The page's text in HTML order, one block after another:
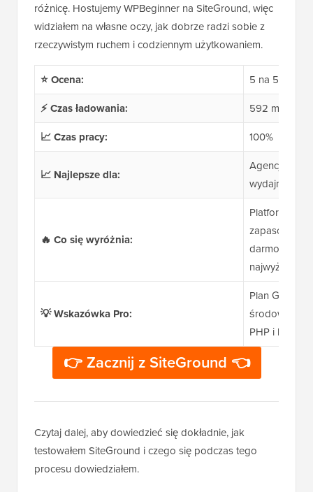
różnicę. Hostujemy WPBeginner na SiteGround, więc
widziałem na własne oczy, jak dobrze radzi sobie z
rzeczywistym ruchem i codziennym użytkowaniem.
⭐ Ocena:
5 na 5
⚡ Czas ładowania:
592 ms
📈 Czas pracy:
100%
📈 Najlepsze dla:
Agencje,
wydajność i
🔥 Co się wyróżnia:
Platforma
zapasowe,
darmowa
najwyższej
💡 Wskazówka Pro:
Plan
środowiska
PHP i kopii
👉 Zacznij z SiteGround 👈
Czytaj dalej, aby dowiedzieć się dokładnie, jak
testowałem SiteGround i czego się podczas tego
procesu dowiedziałem.